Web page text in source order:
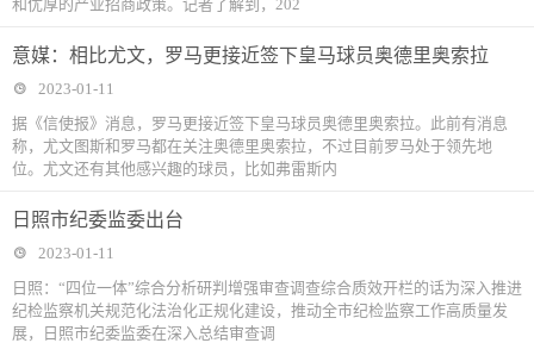
和优厚的产业招商政策。记者了解到，202
意媒：相比尤文，罗马更接近签下皇马球员奥德里奥索拉
2023-01-11
据《信使报》消息，罗马更接近签下皇马球员奥德里奥索拉。此前有消息
称，尤文图斯和罗马都在关注奥德里奥索拉，不过目前罗马处于领先地
位。尤文还有其他感兴趣的球员，比如弗雷斯内
日照市纪委监委出台
2023-01-11
日照：“四位一体”综合分析研判增强审查调查综合质效开栏的话为深入推进
纪检监察机关规范化法治化正规化建设，推动全市纪检监察工作高质量发
展，日照市纪委监委在深入总结审查调